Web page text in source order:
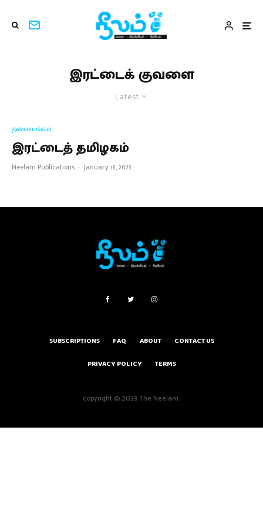
இரட்டைக் குவளை
Latest
தலையங்கம்
இரட்டைத் தமிழகம்
Neelam Publications · January 13, 2023
SUBSCRIPTIONS FAQ ABOUT CONTACT US
PRIVACY POLICY TERMS
copyright © 2023 The Neelam.